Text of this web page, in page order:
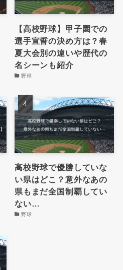
【高校野球】甲子園での
選手宣誓の決め方は？春
夏大会別の違いや歴代の
名シーンも紹介
野球
高校野球で優勝していな
い県はどこ？意外なあの
県もまだ全国制覇してい
ない…
野球